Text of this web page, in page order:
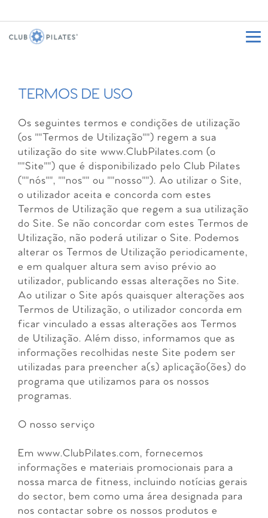
TERMOS DE USO
Os seguintes termos e condições de utilização
(os ""Termos de Utilização"") regem a sua
utilização do site www.ClubPilates.com (o
""Site"") que é disponibilizado pelo Club Pilates
(""nós"", ""nos"" ou ""nosso""). Ao utilizar o Site,
o utilizador aceita e concorda com estes
Termos de Utilização que regem a sua utilização
do Site. Se não concordar com estes Termos de
Utilização, não poderá utilizar o Site. Podemos
alterar os Termos de Utilização periodicamente,
e em qualquer altura sem aviso prévio ao
utilizador, publicando essas alterações no Site.
Ao utilizar o Site após quaisquer alterações aos
Termos de Utilização, o utilizador concorda em
ficar vinculado a essas alterações aos Termos
de Utilização. Além disso, informamos que as
informações recolhidas neste Site podem ser
utilizadas para preencher a(s) aplicação(ões) do
programa que utilizamos para os nossos
programas.
O nosso serviço
Em www.ClubPilates.com, fornecemos
informações e materiais promocionais para a
nossa marca de fitness, incluindo notícias gerais
do sector, bem como uma área designada para
nos contactar sobre os nossos produtos e